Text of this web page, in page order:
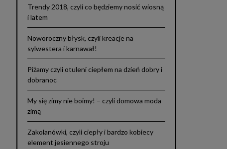
Trendy 2018, czyli co będziemy nosić wiosną
i latem
Noworoczny błysk, czyli kreacje na
sylwestera i karnawał!
Piżamy czyli otuleni ciepłem na dzień dobry i
dobranoc
My się zimy nie boimy! – czyli domowa moda
zimą
Zakolanówki, czyli ciepły i bardzo kobiecy
element jesiennego stroju